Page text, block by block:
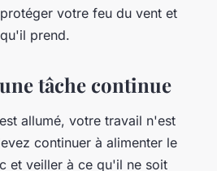
votre feu du vent et
prend.
tâche continue
allumé, votre travail n'est
continuer à alimenter le
et veiller à ce qu'il ne soit